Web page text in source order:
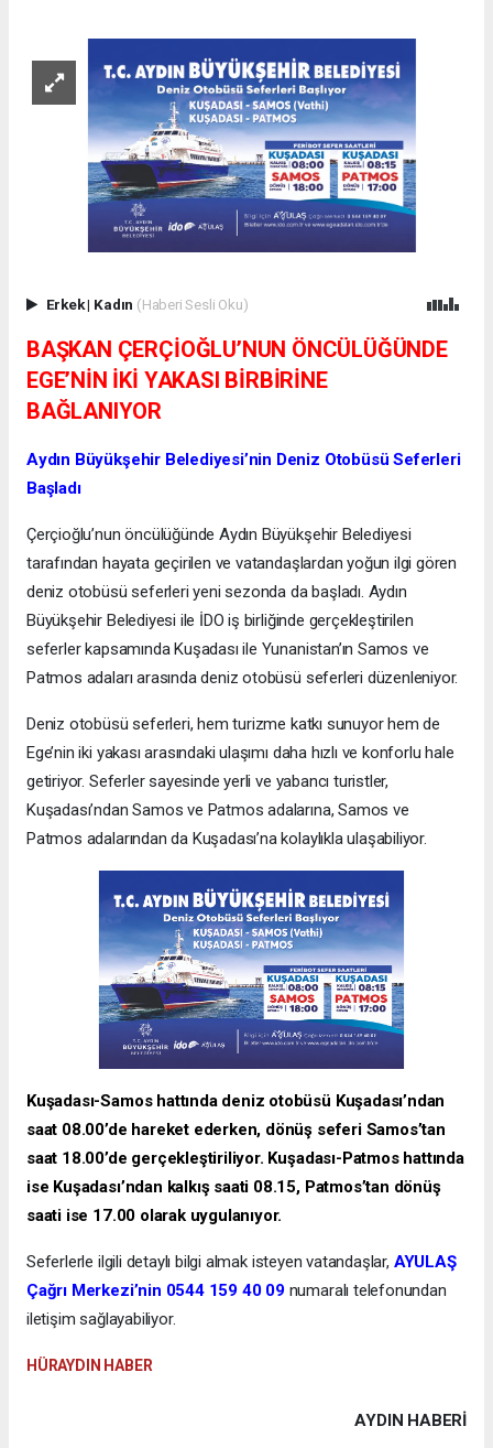
Erkek| Kadın (Haberi Sesli Oku)
BAŞKAN ÇERÇİOĞLU’NUN ÖNCÜLÜĞÜNDE
EGE’NİN İKİ YAKASI BİRBİRİNE
BAĞLANIYOR
Aydın Büyükşehir Belediyesi’nin Deniz Otobüsü Seferleri
Başladı
Çerçioğlu’nun öncülüğünde Aydın Büyükşehir Belediyesi
tarafından hayata geçirilen ve vatandaşlardan yoğun ilgi gören
deniz otobüsü seferleri yeni sezonda da başladı. Aydın
Büyükşehir Belediyesi ile İDO iş birliğinde gerçekleştirilen
seferler kapsamında Kuşadası ile Yunanistan’ın Samos ve
Patmos adaları arasında deniz otobüsü seferleri düzenleniyor.
Deniz otobüsü seferleri, hem turizme katkı sunuyor hem de
Ege’nin iki yakası arasındaki ulaşımı daha hızlı ve konforlu hale
getiriyor. Seferler sayesinde yerli ve yabancı turistler,
Kuşadası’ndan Samos ve Patmos adalarına, Samos ve
Patmos adalarından da Kuşadası’na kolaylıkla ulaşabiliyor.
Kuşadası-Samos hattında deniz otobüsü Kuşadası’ndan
saat 08.00’de hareket ederken, dönüş seferi Samos’tan
saat 18.00’de gerçekleştiriliyor. Kuşadası-Patmos hattında
ise Kuşadası’ndan kalkış saati 08.15, Patmos’tan dönüş
saati ise 17.00 olarak uygulanıyor.
Seferlerle ilgili detaylı bilgi almak isteyen vatandaşlar, AYULAŞ
Çağrı Merkezi’nin 0544 159 40 09 numaralı telefonundan
iletişim sağlayabiliyor.
HÜRAYDIN HABER
AYDIN HABERİ